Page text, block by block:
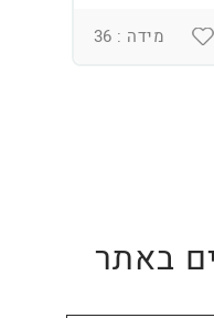
מידה : 36
באתר